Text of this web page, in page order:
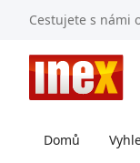
Cestujete s námi
Domů